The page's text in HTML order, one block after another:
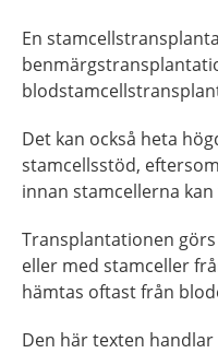
En
Det kan också heta
stamcellsstöd,
innan stamcellerna
Transplantationen
eller med stamceller
hämtas oftast från
Den här texten